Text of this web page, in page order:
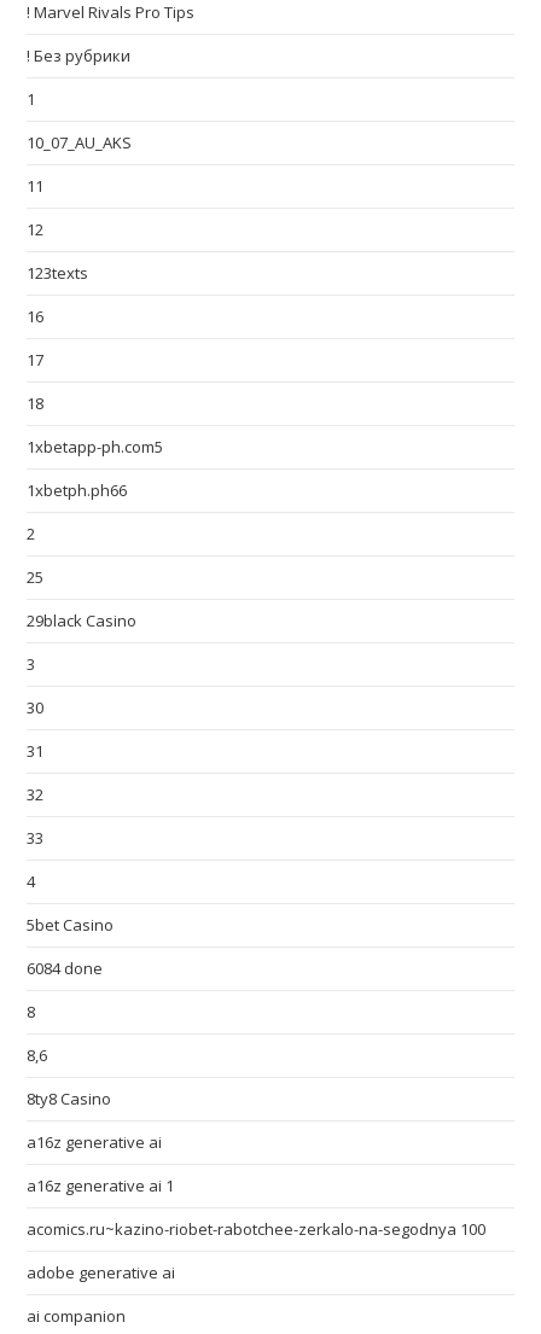
! Marvel Rivals Pro Tips
! Без рубрики
1
10_07_AU_AKS
11
12
123texts
16
17
18
1xbetapp-ph.com5
1xbetph.ph66
2
25
29black Casino
3
30
31
32
33
4
5bet Casino
6084 done
8
8,6
8ty8 Casino
a16z generative ai
a16z generative ai 1
acomics.ru~kazino-riobet-rabotchee-zerkalo-na-segodnya 100
adobe generative ai
ai companion